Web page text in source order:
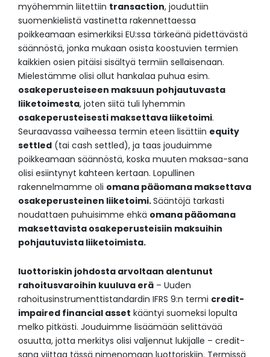
myöhemmin liitettiin transaction, jouduttiin
suomenkielistä vastinetta rakennettaessa
poikkeamaan esimerkiksi EU:ssa tärkeänä pidettävästä
säännöstä, jonka mukaan osista koostuvien termien
kaikkien osien pitäisi sisältyä termiin sellaisenaan.
Mielestämme olisi ollut hankalaa puhua esim.
osakeperusteiseen maksuun pohjautuvasta
liiketoimesta, joten siitä tuli lyhemmin
osakeperusteisesti maksettava liiketoimi.
Seuraavassa vaiheessa termin eteen lisättiin equity
settled (tai cash settled), ja taas jouduimme
poikkeamaan säännöstä, koska muuten maksaa-sana
olisi esiintynyt kahteen kertaan. Lopullinen
rakennelmamme oli omana pääomana maksettava
osakeperusteinen liiketoimi.Sääntöjä tarkasti
noudattaen puhuisimme ehkä omana pääomana
maksettavista osakeperusteisiin maksuihin
pohjautuvista liiketoimista.
luottoriskin johdosta arvoltaan alentunut
rahoitusvaroihin kuuluva erä – Uuden
rahoitusinstrumenttistandardin IFRS 9:n termi credit-
impaired financial asset kääntyi suomeksi lopulta
melko pitkästi. Jouduimme lisäämään selittävää
osuutta, jotta merkitys olisi valjennut lukijalle – credit-
sana viittaa tässä nimenomaan luottoriskiin. Termissä